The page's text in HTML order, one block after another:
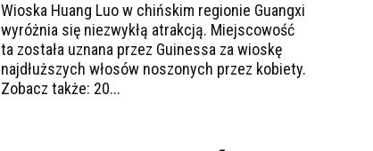
Wioska Huang Luo w chińskim regionie Guangxi
wyróżnia się niezwykłą atrakcją. Miejscowość
ta została uznana przez Guinessa za wioskę
najdłuższych włosów noszonych przez kobiety.
Zobacz także: 20...